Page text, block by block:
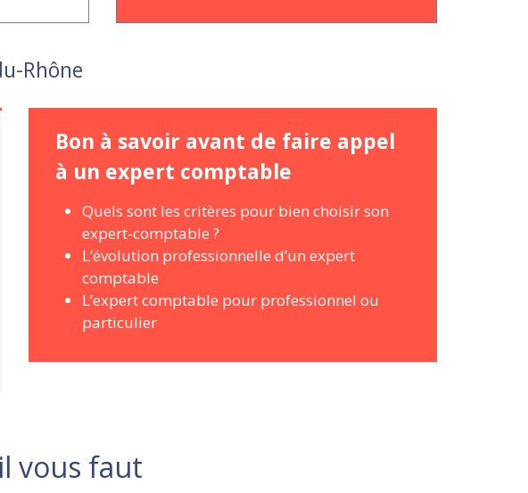
Rhône
Bon à savoir avant de faire appel
à un expert comptable
Quels sont les critères pour bien choisir son
expert-comptable ?
L’évolution professionnelle d’un expert
comptable
L’expert comptable pour professionnel ou
particulier
vous faut